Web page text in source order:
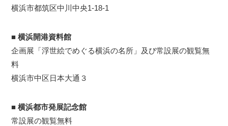
横浜市都筑区中川中央1-18-1
■横浜開港資料館
企画展「浮世絵でめぐる横浜の名所」及び常設展の観覧無
料
横浜市中区日本大通３
■横浜都市発展記念館
常設展の観覧無料